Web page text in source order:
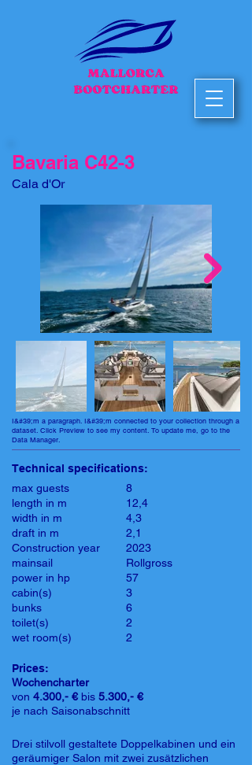
Bavaria C42-3
Cala d'Or
I&#39;m a paragraph. I&#39;m connected to your collection through a
dataset. Click Preview to see my content. To update me, go to the
Data Manager.
Technical specifications:
max guests
length in m
width in m
draft in m
Construction year
mainsail
power in hp
cabin(s)
bunks
toilet(s)
wet room(s)
8
12,4
4,3
2,1
2023
Rollgross
57
3
6
2
2
Prices:
Wochencharter
von 4.300,- € bis 5.300,- €
je nach Saisonabschnitt
Drei stilvoll gestaltete Doppelkabinen und ein
geräumiger Salon mit zwei zusätzlichen